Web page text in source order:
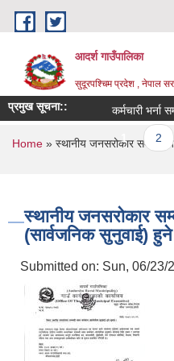
Skip to main content
आदर्श गाउँपालिका
सुदूरपश्चिम प्रदेश , नेपाल
प्रमुख सूचना:: कर्मचारी भर्ना
Pages
1 2
You are here
Home» स्थानीय जनसरोकार सम्बन्धी
स्थानीय जनसरोकार
(सार्वजनिक सुनुवाई)
Submitted on: Sun, 06/23/